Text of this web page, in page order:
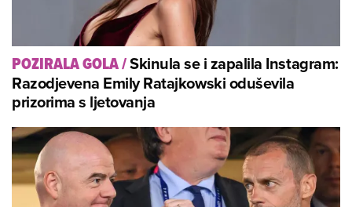
POZIRALA GOLA/Skinula se i zapalila Instagram:
Razodjevena Emily Ratajkowski oduševila
prizorima s ljetovanja